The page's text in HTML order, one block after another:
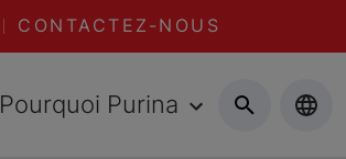
CONTACTEZ-NOUS
Pourquoi Purina